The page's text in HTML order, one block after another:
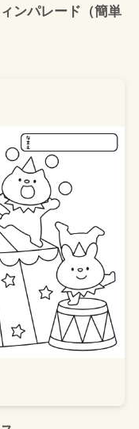
ンパレード（簡単